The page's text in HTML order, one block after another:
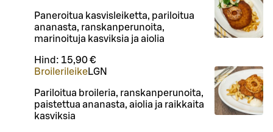
Paneroitua kasvisleiketta, pariloitua
ananasta, ranskanperunoita,
marinoituja kasviksia ja aiolia
Hind: 15,90 €
BroilerileikeLGN
Pariloitua broileria, ranskanperunoita,
paistettua ananasta, aiolia ja raikkaita
kasviksia